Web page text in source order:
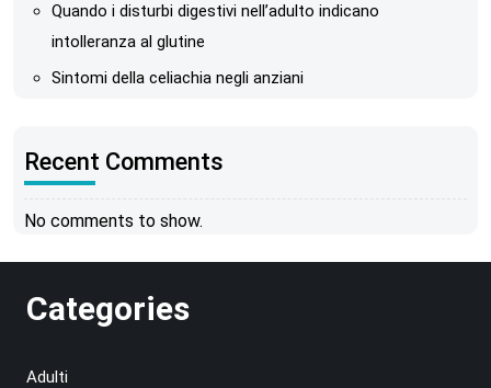
Quando i disturbi digestivi nell’adulto indicano
intolleranza al glutine
Sintomi della celiachia negli anziani
Recent Comments
No comments to show.
Categories
Adulti